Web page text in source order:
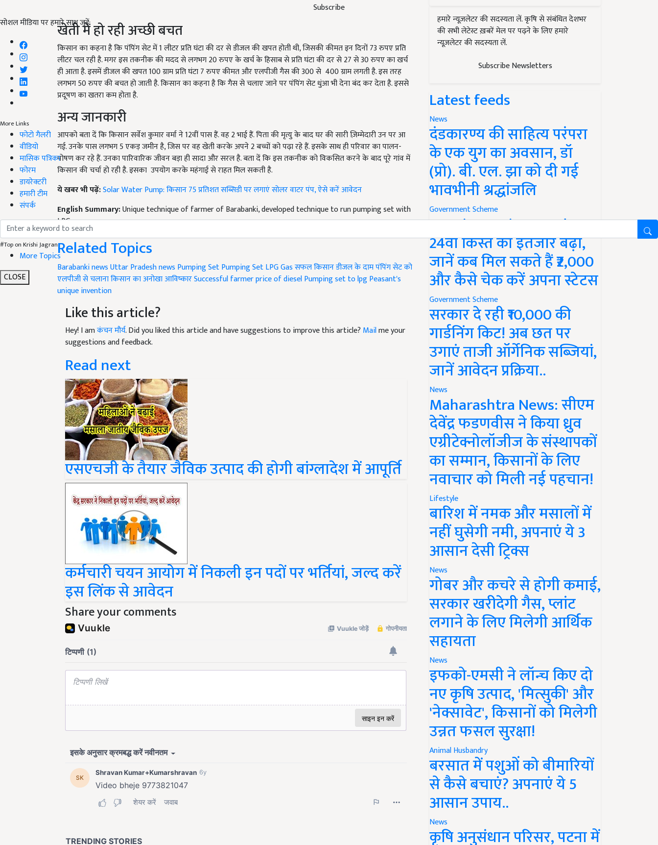
Subscribe
सोशल मीडिया पर हमारे साथ जुड़ें:
More Links
फोटो गैलरी
वीडियो
मासिक पत्रिका
फोरम
डायरेक्टरी
हमारी टीम
संपर्क
#Top on Krishi Jagran
More Topics
CLOSE
खेती में हो रही अच्छी बचत
किसान का कहना है कि पंपिंग सेट में 1 लीटर प्रति घंटा की दर से डीजल की खपत होती थी, जिसकी कीमत इन दिनों 73 रुपए प्रति
लीटर चल रही है. मगर इस तकनीक की मदद से लगभग 20 रुपए के खर्च के हिसाब से प्रति घंटा की दर से 27 से 30 रुपए का खर्च
ही आता है. इसमें डीजल की खपत 100 ग्राम प्रति घंटा 7 रुपए कीमत और एलपीजी गैस की 300 से 400 ग्राम लगती है. इस तरह
लगभग 50 रुपए की बचत हो जाती है. किसान का कहना है कि गैस से चलाए जाने पर पंपिंग सेट धुंआ भी देना बंद कर देता है. इससे
प्रदूषण का खतरा कम होता है.
अन्य जानकारी
आपको बता दें कि किसान सर्वेश कुमार वर्मा ने 12वीं पास हैं. वह 2 भाई हैं. पिता की मृत्यु के बाद घर की सारी ज़िम्मेदारी उन पर आ
गई. उनके पास लगभग 5 एकड़ जमीन है, जिस पर वह खेती करके अपने 2 बच्चों को पढ़ा रहे हैं. इसके साथ ही परिवार का पालन-
पोषण कर रहे हैं. उनका पारिवारिक जीवन बड़ा ही सादा और सरल है. बता दें कि इस तकनीक को विकसित करने के बाद पूरे गांव में
किसान की चर्चा हो रही है. इसका उपयोग करके महंगाई से राहत मिल सकती है.
ये खबर भी पढ़ें:Solar Water Pump: किसान 75 प्रतिशत सब्सिडी पर लगाएं सोलर वाटर पंप, ऐसे करें आवेदन
English Summary:Unique technique of farmer of Barabanki, developed technique to run pumping set with
LPG gas
Published on:
Related Topics
Barabanki newsUttar Pradesh news Pumping SetPumping Set LPG Gasसफल किसानडीजल के दामपंपिंग सेट को
एलपीजी से चलानाकिसान का अनोखा आविष्कारSuccessful farmerprice of dieselPumping set to lpgPeasant's
unique invention
Like this article?
Hey! I amकंचन मौर्य. Did you liked this article and have suggestions to improve this article? Mailme your
suggestions and feedback.
Read next
एसएचजी के तैयार जैविक उत्पाद की होगी बांग्लादेश में आपूर्ति
कर्मचारी चयन आयोग में निकली इन पदों पर भर्तियां, जल्द करें
इस लिंक से आवेदन
Share your comments
हमारे न्यूज़लेटर की सदस्यता लें. कृषि से संबंधित देशभर
की सभी लेटेस्ट ख़बरें मेल पर पढ़ने के लिए हमारे
न्यूज़लेटर की सदस्यता लें.
Subscribe Newsletters
Latest feeds
News
दंडकारण्य की साहित्य परंपरा
के एक युग का अवसान, डॉ
(प्रो). बी. एल. झा को दी गई
भावभीनी श्रद्धांजलि
Government Scheme
PM Kisan Yojana Update:
24वीं किस्त का इंतजार बढ़ा,
जानें कब मिल सकते हैं ₹2,000
और कैसे चेक करें अपना स्टेटस
Government Scheme
सरकार दे रही ₹10,000 की
गार्डनिंग किट! अब छत पर
उगाएं ताजी ऑर्गेनिक सब्जियां,
जानें आवेदन प्रक्रिया..
News
Maharashtra News: सीएम
देवेंद्र फडणवीस ने किया ध्रुव
एग्रीटेक्नोलॉजीज के संस्थापकों
का सम्मान, किसानों के लिए
नवाचार को मिली नई पहचान!
Lifestyle
बारिश में नमक और मसालों में
नहीं घुसेगी नमी, अपनाएं ये 3
आसान देसी ट्रिक्स
News
गोबर और कचरे से होगी कमाई,
सरकार खरीदेगी गैस, प्लांट
लगाने के लिए मिलेगी आर्थिक
सहायता
News
इफको-एमसी ने लॉन्च किए दो
नए कृषि उत्पाद, 'मित्सुकी' और
'नेक्सावेट', किसानों को मिलेगी
उन्नत फसल सुरक्षा!
Animal Husbandry
बरसात में पशुओं को बीमारियों
से कैसे बचाएं? अपनाएं ये 5
आसान उपाय..
News
कृषि अनुसंधान परिसर, पटना में